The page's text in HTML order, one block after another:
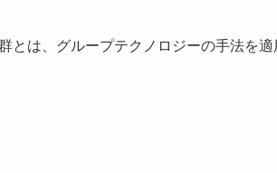
は、グループテクノロジーの手法を適